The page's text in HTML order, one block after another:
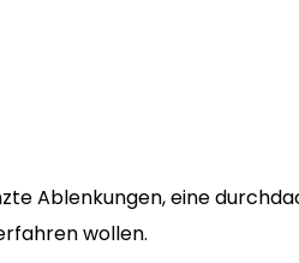
Ablenkungen, eine
wollen.